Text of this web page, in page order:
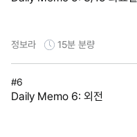
정보라 15분 분량
#6
Daily Memo 6: 외전